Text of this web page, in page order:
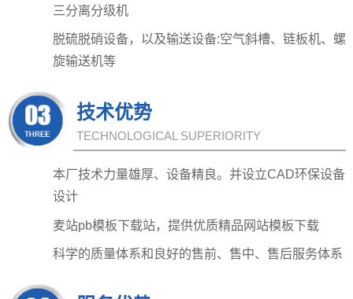
三分离分级机
脱硫脱硝设备，以及输送设备:空气斜槽、链板机、螺
旋输送机等
技术优势
TECHNOLOGICAL SUPERIORITY
本厂技术力量雄厚、设备精良。并设立CAD环保设备
设计
麦站pb模板下载站，提供优质精品网站模板下载
科学的质量体系和良好的售前、售中、售后服务体系